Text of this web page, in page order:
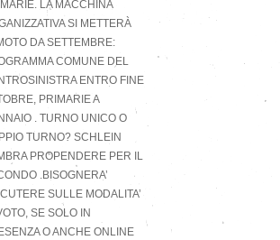
LA MACCHINA
SI METTERÀ
DA SETTEMBRE:
COMUNE DEL
ENTRO FINE
PRIMARIE A
. TURNO UNICO O
TURNO? SCHLEIN
PROPENDERE PER IL
.BISOGNERA’
SULLE MODALITA’
SE SOLO IN
O ANCHE ONLINE